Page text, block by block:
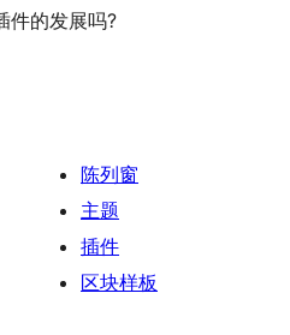
件的发展吗?
陈列窗
主题
插件
区块样板